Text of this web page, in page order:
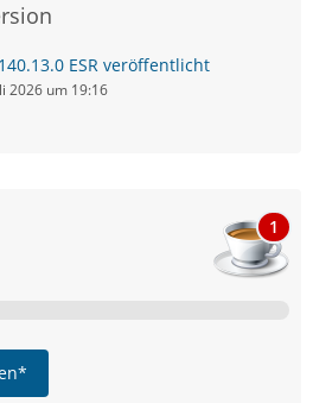
ESR veröffentlicht
2026 um 19:16
1